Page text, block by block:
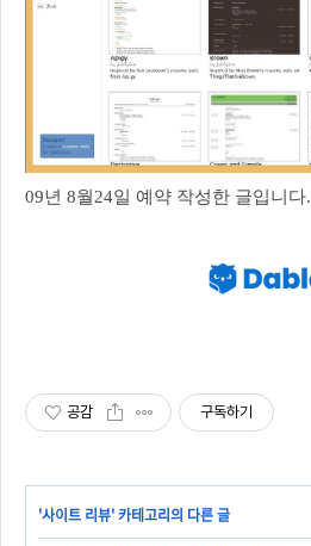
09년 8월24일 예약 작성한 글입니다.
공감 구독하기
'사이트 리뷰' 카테고리의 다른 글